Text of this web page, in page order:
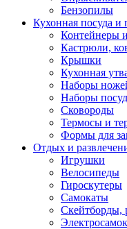
Бензопилы
Кухонная посуда и
Контейнеры
Кастрюли,
Крышки
Кухонная
Наборы
Наборы
Сковороды
Термосы и
Формы для
Отдых и
Игрушки
Велосипеды
Гироскутеры
Самокаты
Скейтборды,